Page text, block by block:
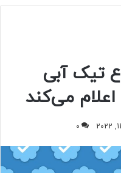
تیک آبی
اعلام می‌کند
0